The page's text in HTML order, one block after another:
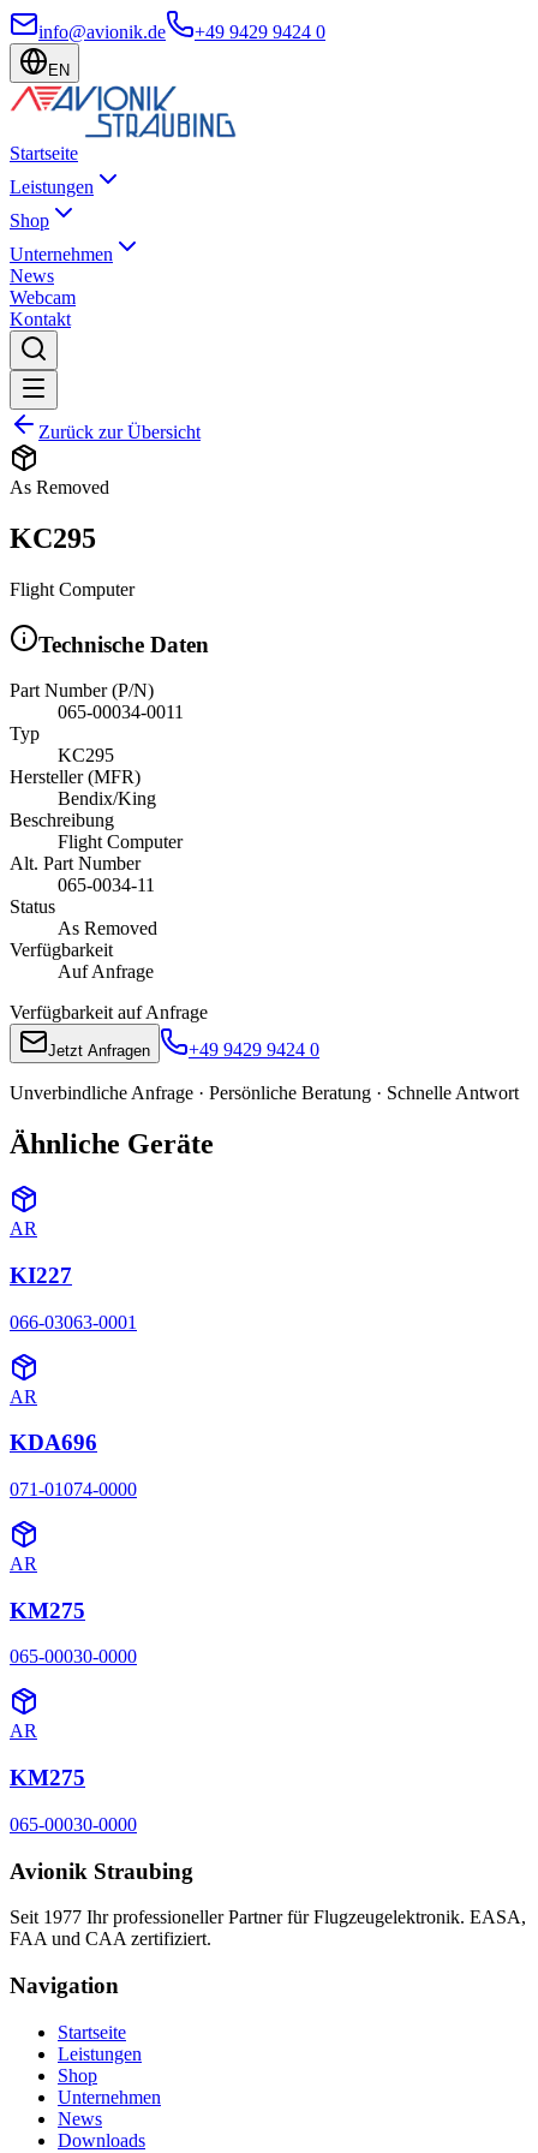
info@avionik.de +49 9429 9424 0
EN
Startseite
Leistungen
Shop
Unternehmen
News
Webcam
Kontakt
Zurück zur Übersicht
As Removed
KC295
Flight Computer
Technische Daten
Part Number (P/N)
065-00034-0011
Typ
KC295
Hersteller (MFR)
Bendix/King
Beschreibung
Flight Computer
Alt. Part Number
065-0034-11
Status
As Removed
Verfügbarkeit
Auf Anfrage
Verfügbarkeit auf Anfrage
Jetzt Anfragen +49 9429 9424 0
Unverbindliche Anfrage · Persönliche Beratung · Schnelle Antwort
Ähnliche Geräte
AR
KI227
066-03063-0001
AR
KDA696
071-01074-0000
AR
KM275
065-00030-0000
AR
KM275
065-00030-0000
Avionik Straubing
Seit 1977 Ihr professioneller Partner für Flugzeugelektronik. EASA,
FAA und CAA zertifiziert.
Navigation
Startseite
Leistungen
Shop
Unternehmen
News
Downloads